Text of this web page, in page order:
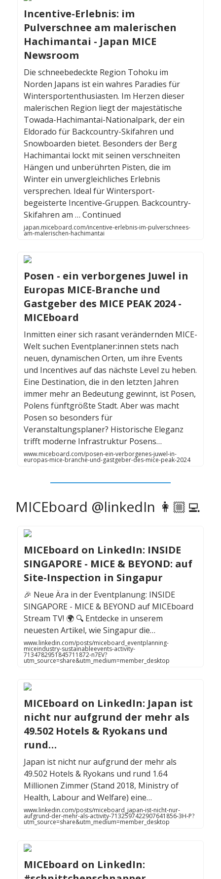
Incentive-Erlebnis: im
Pulverschnee am malerischen
Hachimantai - Japan MICE
Newsroom
Die schneebedeckte Region Tohoku im
Norden Japans ist ein wahres Paradies für
Wintersportenthusiasten. Im Herzen dieser
malerischen Region liegt der majestätische
Towada-Hachimantai-Nationalpark, der ein
Eldorado für Backcountry-Skifahren und
Snowboarden bietet. Besonders der Berg
Hachimantai lockt mit seinen verschneiten
Hängen und unberührten Pisten, die im
Winter ein unvergleichliches Erlebnis
versprechen. Ideal für Wintersport-
begeisterte Incentive-Gruppen. Backcountry-
Skifahren am … Continued
japan.miceboard.com/incentive-erlebnis-im-pulverschnees-
am-malerischen-hachimantai
Posen - ein verborgenes Juwel in
Europas MICE-Branche und
Gastgeber des MICE PEAK 2024 -
MICEboard
Inmitten einer sich rasant verändernden MICE-
Welt suchen Eventplaner:innen stets nach
neuen, dynamischen Orten, um ihre Events
und Incentives auf das nächste Level zu heben.
Eine Destination, die in den letzten Jahren
immer mehr an Bedeutung gewinnt, ist Posen,
Polens fünftgrößte Stadt. Aber was macht
Posen so besonders für
Veranstaltungsplaner? Historische Eleganz
trifft moderne Infrastruktur Posens…
www.miceboard.com/posen-ein-verborgenes-juwel-in-
europas-mice-branche-und-gastgeber-des-mice-peak-2024
MICEboard @linkedIn 👩🏼‍💻
MICEboard on LinkedIn: INSIDE
SINGAPORE - MICE & BEYOND: auf
Site-Inspection in Singapur
🎉 Neue Ära in der Eventplanung: INSIDE
SINGAPORE - MICE & BEYOND auf MICEboard
Stream TV! 🌍 🔍 Entdecke in unserem
neuesten Artikel, wie Singapur die…
www.linkedin.com/posts/miceboard_eventplanning-
miceindustry-sustainableevents-activity-
7134782951845711872-n7EV?
utm_source=share&utm_medium=member_desktop
MICEboard on LinkedIn: Japan ist
nicht nur aufgrund der mehr als
49.502 Hotels & Ryokans und
rund…
Japan ist nicht nur aufgrund der mehr als
49.502 Hotels & Ryokans und rund 1.64
Millionen Zimmer (Stand 2018, Ministry of
Health, Labour and Welfare) eine…
www.linkedin.com/posts/miceboard_japan-ist-nicht-nur-
aufgrund-der-mehr-als-activity-7132597422907641856-3H-P?
utm_source=share&utm_medium=member_desktop
MICEboard on LinkedIn: